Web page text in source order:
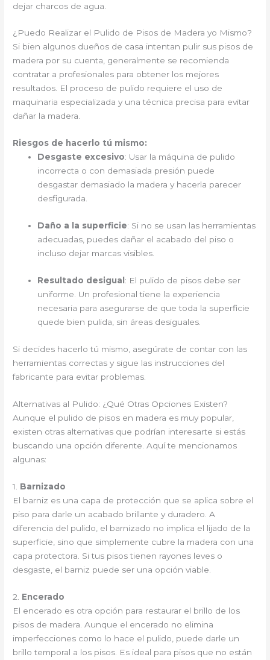
dejar charcos de agua.
¿Puedo Realizar el Pulido de Pisos de Madera yo Mismo?
Si bien algunos dueños de casa intentan pulir sus pisos de
madera por su cuenta, generalmente se recomienda
contratar a profesionales para obtener los mejores
resultados. El proceso de pulido requiere el uso de
maquinaria especializada y una técnica precisa para evitar
dañar la madera.
Riesgos de hacerlo tú mismo:
Desgaste excesivo: Usar la máquina de pulido
incorrecta o con demasiada presión puede
desgastar demasiado la madera y hacerla parecer
desfigurada.
Daño a la superficie: Si no se usan las herramientas
adecuadas, puedes dañar el acabado del piso o
incluso dejar marcas visibles.
Resultado desigual : El pulido de pisos debe ser
uniforme. Un profesional tiene la experiencia
necesaria para asegurarse de que toda la superficie
quede bien pulida, sin áreas desiguales.
Si decides hacerlo tú mismo, asegúrate de contar con las
herramientas correctas y sigue las instrucciones del
fabricante para evitar problemas.
Alternativas al Pulido: ¿Qué Otras Opciones Existen?
Aunque el pulido de pisos en madera es muy popular,
existen otras alternativas que podrían interesarte si estás
buscando una opción diferente. Aquí te mencionamos
algunas:
1. Barnizado
El barniz es una capa de protección que se aplica sobre el
piso para darle un acabado brillante y duradero. A
diferencia del pulido, el barnizado no implica el lijado de la
superficie, sino que simplemente cubre la madera con una
capa protectora. Si tus pisos tienen rayones leves o
desgaste, el barniz puede ser una opción viable.
2. Encerado
El encerado es otra opción para restaurar el brillo de los
pisos de madera. Aunque el encerado no elimina
imperfecciones como lo hace el pulido, puede darle un
brillo temporal a los pisos. Es ideal para pisos que no están